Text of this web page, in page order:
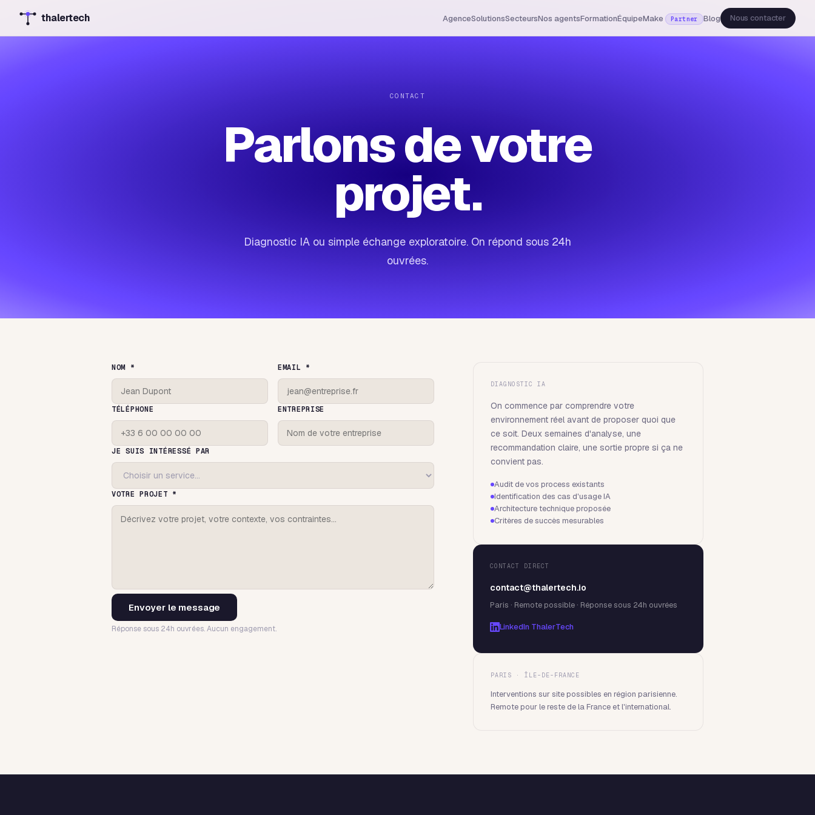
thalertech AgenceSolutionsSecteursNos agentsFormationÉquipeMake Partner Blog Nous contacter
CONTACT
Parlons de votre
projet.
Diagnostic IA ou simple échange exploratoire. On répond sous 24h
ouvrées.
NOM * EMAIL *
TÉLÉPHONE ENTREPRISE
JE SUIS INTÉRESSÉ PAR
VOTRE PROJET *
Envoyer le message
Réponse sous 24h ouvrées. Aucun engagement.
DIAGNOSTIC IA
On commence par comprendre votre
environnement réel avant de proposer quoi que
ce soit. Deux semaines d'analyse, une
recommandation claire, une sortie propre si ça ne
convient pas.
Audit de vos process existants
Identification des cas d'usage IA
Architecture technique proposée
Critères de succès mesurables
CONTACT DIRECT
contact@thalertech.io
Paris · Remote possible · Réponse sous 24h ouvrées
LinkedIn ThalerTech
PARIS · ÎLE-DE-FRANCE
Interventions sur site possibles en région parisienne.
Remote pour le reste de la France et l'international.